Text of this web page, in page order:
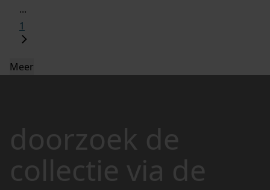
...
1
Meer
doorzoek de
collectie via de